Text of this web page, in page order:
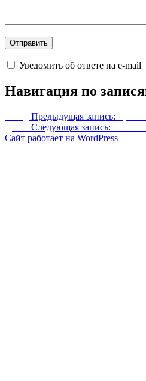
Уведомить об ответе на e-mail
Навигация по
Предыдущая запись:
Следующая запись:
Сайт работает на WordPress